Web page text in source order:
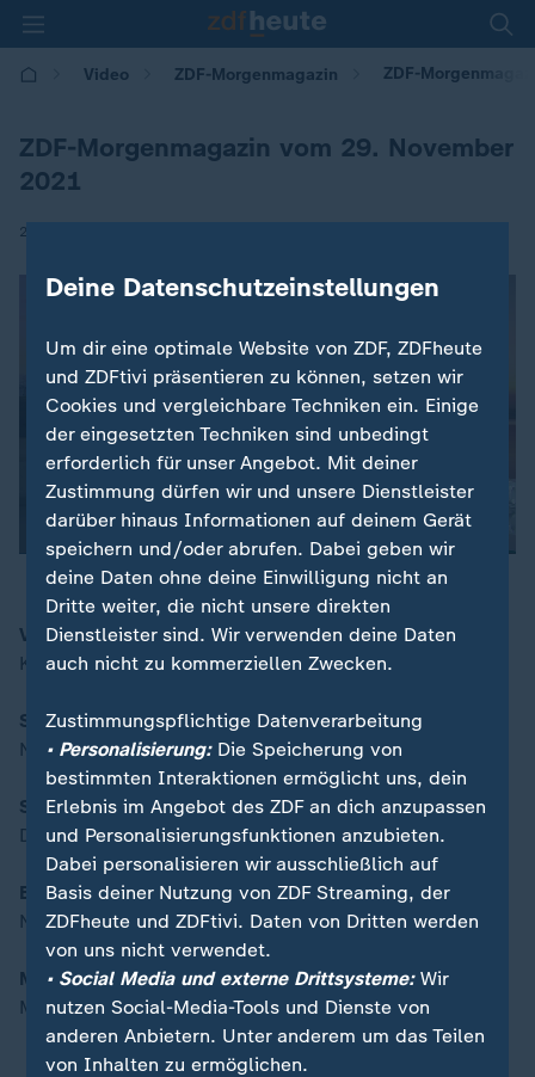
Video ZDF-Morgenmagazin ZDF-
ZDF-Morgenmagazin vom 29. November
2021
29.11.2021 | 05:30
00:15
Vor der Ministerpräsidenten-Konferenz
Kommt ein neuer Lockdown?
Spatenstich für Fehmarnbelt-Tunnel
Neue Verbindung nach Dänemark
Sorge um hohe Inflation
Dritter Anstieg in Folge
Booster-Impfungen in der Praxis
Nahaufnahme
Musik: Fools Garden
Mega-Erfolg mit Song "Lemon Tree"
Deine Datenschutzeinstellungen
Um dir eine optimale Website von ZDF, ZDFheute
und ZDFtivi präsentieren zu können, setzen wir
Cookies und vergleichbare Techniken ein. Einige
der eingesetzten Techniken sind unbedingt
erforderlich für unser Angebot. Mit deiner
Zustimmung dürfen wir und unsere Dienstleister
darüber hinaus Informationen auf deinem Gerät
speichern und/oder abrufen. Dabei geben wir
deine Daten ohne deine Einwilligung nicht an
Dritte weiter, die nicht unsere direkten
Dienstleister sind. Wir verwenden deine Daten
auch nicht zu kommerziellen Zwecken.
Zustimmungspflichtige Datenverarbeitung
• Personalisierung:Die Speicherung von
bestimmten Interaktionen ermöglicht uns, dein
Erlebnis im Angebot des ZDF an dich anzupassen
und Personalisierungsfunktionen anzubieten.
Dabei personalisieren wir ausschließlich auf
Basis deiner Nutzung von ZDF Streaming, der
ZDFheute und ZDFtivi. Daten von Dritten werden
von uns nicht verwendet.
• Social Media und externe Drittsysteme:Wir
nutzen Social-Media-Tools und Dienste von
anderen Anbietern. Unter anderem um das Teilen
von Inhalten zu ermöglichen.